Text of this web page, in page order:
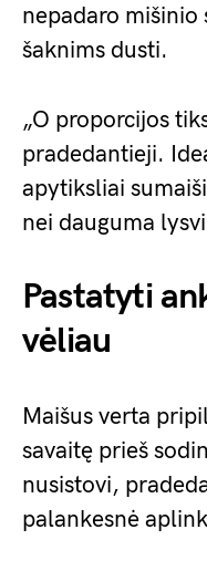
nepadaro mišinio
šaknims dusti.
„O proporcijos
pradedantieji.
apytiksliai
nei dauguma
Pastatyti
vėliau
Maišus verta
savaitę prieš
nusistovi,
palankesnė